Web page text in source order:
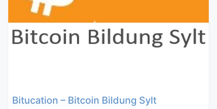
Bitucation – Bitcoin Bildung Sylt